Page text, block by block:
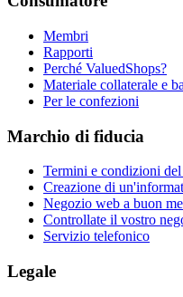
Membri
Rapporti
Perché ValuedShops?
Materiale collaterale e
Per le confezioni
Marchio di fiducia
Termini e condizioni
Creazione di
Negozio web a buon
Controllate il vostro
Servizio telefonico
Legale